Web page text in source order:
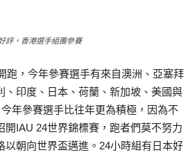
評，香港選手組團參賽
跑，今年參賽選手有來自澳洲、亞塞拜
、印度、日本、荷蘭、新加坡、美國與
年參賽選手比往年更為積極，因為不
開IAU 24世界錦標賽，跑者們莫不努力
以朝向世界盃邁進。24小時組有日本好